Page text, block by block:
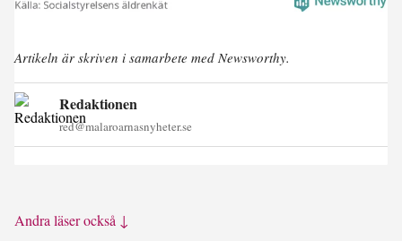
Artikeln är skriven i samarbete med Newsworthy.
Redaktionen
red@malaroarnasnyheter.se
Andra läser också ↓